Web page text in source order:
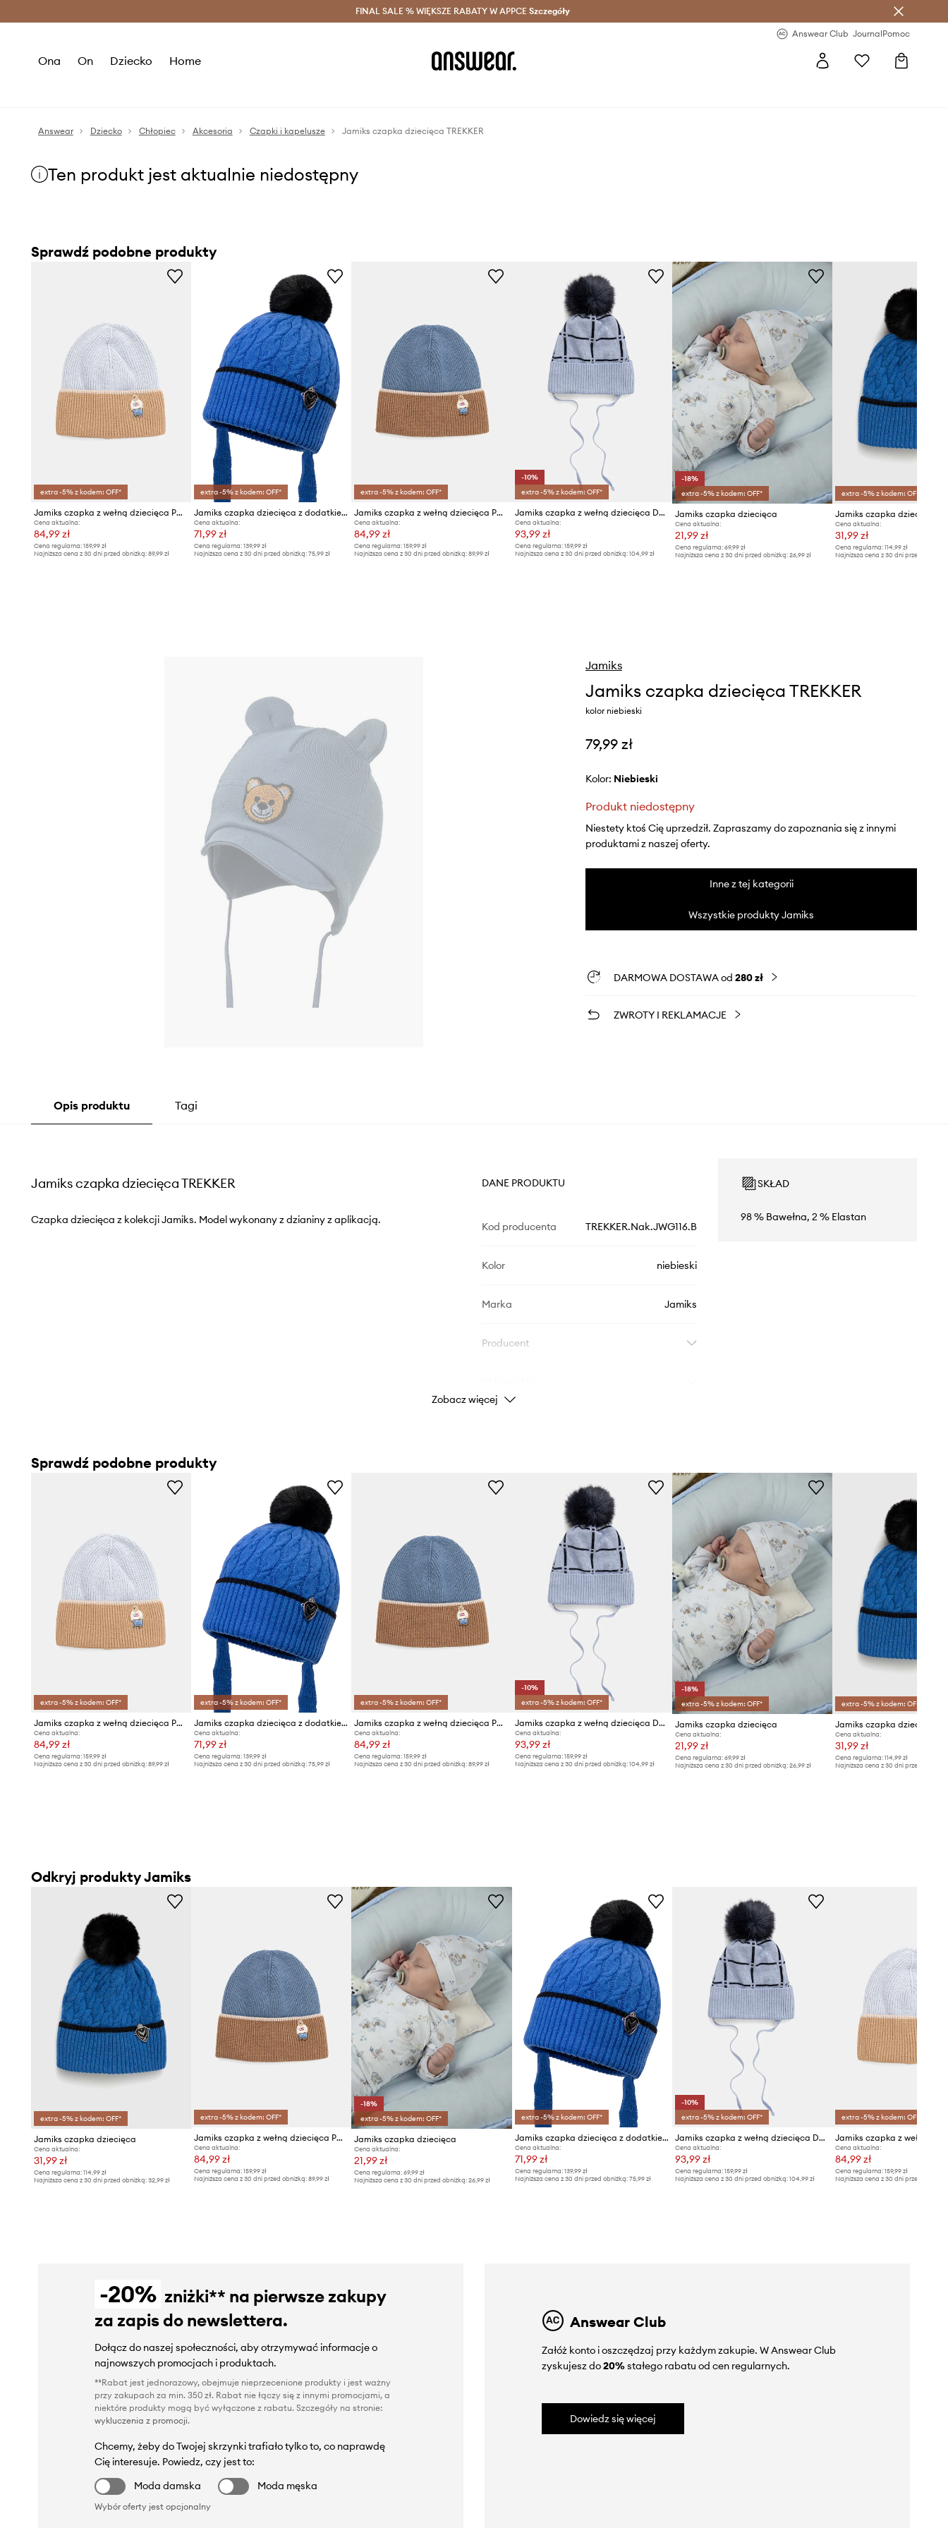
Oszczędzaj z Answear Club > Dostawa nawet w 24h >
FINAL SALE % WIĘKSZE RABATY W APPCE Szczegóły
Answear Club JournalPomoc
Ona On Dziecko Home
Answear Dziecko Chłopiec Akcesoria Czapki i kapelusze Jamiks czapka dziecięca TREKKER
Ten produkt jest aktualnie niedostępny
Sprawdź podobne produkty
extra -5% z kodem: OFF*
Jamiks czapka z wełną dziecięca POPS
Cena aktualna:
84,99 zł
Cena regularna: 159,99 zł
Najniższa cena z 30 dni przed obniżką: 89,99 zł
extra -5% z kodem: OFF*
Jamiks czapka dziecięca z dodatkiem wełny HEINO II
Cena aktualna:
71,99 zł
Cena regularna:139,99 zł
Najniższa cena z 30 dni przed obniżką:75,99 zł
extra -5% z kodem: OFF*
Jamiks czapka z wełną dziecięca POPS
Cena aktualna:
84,99 zł
Cena regularna: 159,99 zł
Najniższa cena z 30 dni przed obniżką: 89,99 zł
-10%
extra -5% z kodem: OFF*
Jamiks czapka z wełną dziecięca DAGGET II
Cena aktualna:
93,99 zł
Cena regularna: 159,99 zł
Najniższa cena z 30 dni przed obniżką: 104,99 zł
-18%
extra -5% z kodem: OFF*
Jamiks czapka dziecięca
Cena aktualna:
21,99 zł
Cena regularna:69,99 zł
Najniższa cena z 30 dni przed obniżką:26,99 zł
extra -5% z kodem: OFF*
Jamiks czapka dziecięca
Cena aktualna:
31,99 zł
Cena regularna: 114,99 zł
Najniższa cena z 30 dni przed obniżką:
Jamiks
Jamiks czapka dziecięca TREKKER
kolor niebieski
79,99 zł
Kolor: niebieski
Produkt niedostępny
Niestety ktoś Cię uprzedził. Zapraszamy do zapoznania się z innymi
produktami z naszej oferty.
Inne z tej kategorii
Wszystkie produkty Jamiks
DARMOWA DOSTAWA od 280 zł
ZWROTY I REKLAMACJE
Opis produktu Tagi
Jamiks czapka dziecięca TREKKER
Czapka dziecięca z kolekcji Jamiks. Model wykonany z dzianiny z aplikacją.
DANE PRODUKTU
Kod producenta TREKKER.Nak.JWG116.B
Kolor niebieski
Marka Jamiks
Producent
SKŁAD
98 % Bawełna, 2 % Elastan
Zobacz więcej
Sprawdź podobne produkty
extra -5% z kodem: OFF*
Jamiks czapka z wełną dziecięca POPS
Cena aktualna:
84,99 zł
Cena regularna: 159,99 zł
Najniższa cena z 30 dni przed obniżką: 89,99 zł
extra -5% z kodem: OFF*
Jamiks czapka dziecięca z dodatkiem wełny HEINO II
Cena aktualna:
71,99 zł
Cena regularna:139,99 zł
Najniższa cena z 30 dni przed obniżką:75,99 zł
extra -5% z kodem: OFF*
Jamiks czapka z wełną dziecięca POPS
Cena aktualna:
84,99 zł
Cena regularna: 159,99 zł
Najniższa cena z 30 dni przed obniżką: 89,99 zł
-10%
extra -5% z kodem: OFF*
Jamiks czapka z wełną dziecięca DAGGET II
Cena aktualna:
93,99 zł
Cena regularna: 159,99 zł
Najniższa cena z 30 dni przed obniżką: 104,99 zł
-18%
extra -5% z kodem: OFF*
Jamiks czapka dziecięca
Cena aktualna:
21,99 zł
Cena regularna:69,99 zł
Najniższa cena z 30 dni przed obniżką:26,99 zł
extra -5% z kodem: OFF*
Jamiks czapka dziecięca
Cena aktualna:
31,99 zł
Cena regularna: 114,99 zł
Najniższa cena z 30 dni przed obniżką:
Odkryj produkty Jamiks
extra -5% z kodem: OFF*
Jamiks czapka dziecięca
Cena aktualna:
31,99 zł
Cena regularna: 114,99 zł
Najniższa cena z 30 dni przed obniżką: 32,99 zł
extra -5% z kodem: OFF*
Jamiks czapka z wełną dziecięca POPS
Cena aktualna:
84,99 zł
Cena regularna:159,99 zł
Najniższa cena z 30 dni przed obniżką:89,99 zł
-18%
extra -5% z kodem: OFF*
Jamiks czapka dziecięca
Cena aktualna:
21,99 zł
Cena regularna: 69,99 zł
Najniższa cena z 30 dni przed obniżką: 26,99 zł
extra -5% z kodem: OFF*
Jamiks czapka dziecięca z dodatkiem wełny HEINO II
Cena aktualna:
71,99 zł
Cena regularna: 139,99 zł
Najniższa cena z 30 dni przed obniżką: 75,99 zł
-10%
extra -5% z kodem: OFF*
Jamiks czapka z wełną dziecięca DAGGET II
Cena aktualna:
93,99 zł
Cena regularna:159,99 zł
Najniższa cena z 30 dni przed obniżką:104,99 zł
extra -5% z kodem: OFF*
Cena aktualna:
84,99 zł
Cena regularna: 159,99 zł
Najniższa cena z 30 dni przed obniżką:
-20% zniżki** na pierwsze zakupy
za zapis do newslettera.
Dołącz do naszej społeczności, aby otrzymywać informacje o
najnowszych promocjach i produktach.
**Rabat jest jednorazowy, obejmuje nieprzecenione produkty i jest ważny
przy zakupach za min. 350 zł. Rabat nie łączy się z innymi promocjami, a
niektóre produkty mogą być wyłączone z rabatu. Szczegóły na stronie:
wykluczenia z promocji.
Chcemy, żeby do Twojej skrzynki trafiało tylko to, co naprawdę
Cię interesuje. Powiedz, czy jest to:
Moda damska
Moda męska
Wybór oferty jest opcjonalny
Answear Club
Załóż konto i oszczędzaj przy każdym zakupie. W Answear Club
zyskujesz do20%stałego rabatu od cen regularnych.
Dowiedz się więcej